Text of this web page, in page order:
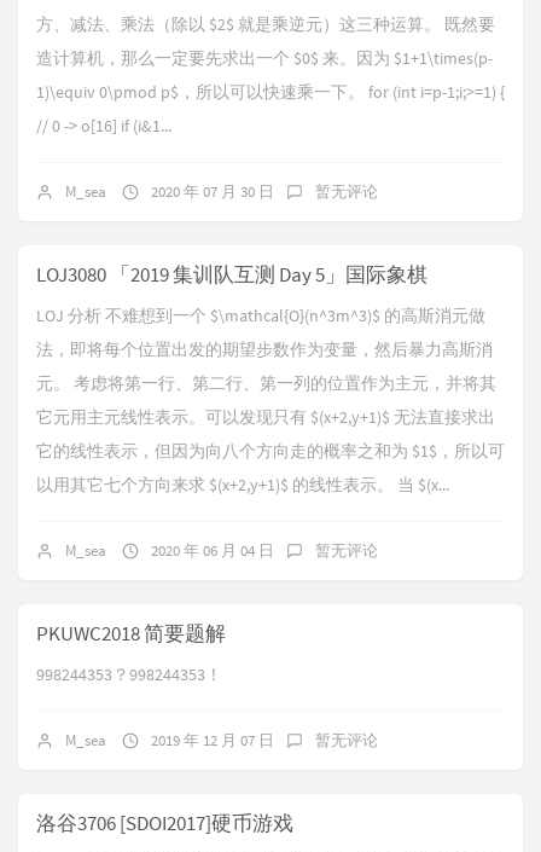
方、减法、乘法（除以 $2$ 就是乘逆元）这三种运算。 既然要
造计算机，那么一定要先求出一个 $0$ 来。因为 $1+1\times(p-
1)\equiv 0\pmod p$，所以可以快速乘一下。 for (int i=p-1;i;>=1) {
// 0 -> o[16] if (i&1...
M_sea 2020 年 07 月 30 日 暂无评论
LOJ3080 「2019 集训队互测 Day 5」国际象棋
LOJ 分析 不难想到一个 $\mathcal{O}(n^3m^3)$ 的高斯消元做
法，即将每个位置出发的期望步数作为变量，然后暴力高斯消
元。 考虑将第一行、第二行、第一列的位置作为主元，并将其
它元用主元线性表示。可以发现只有 $(x+2,y+1)$ 无法直接求出
它的线性表示，但因为向八个方向走的概率之和为 $1$，所以可
以用其它七个方向来求 $(x+2,y+1)$ 的线性表示。 当 $(x...
M_sea 2020 年 06 月 04 日 暂无评论
PKUWC2018 简要题解
998244353？998244353！
M_sea 2019 年 12 月 07 日 暂无评论
洛谷3706 [SDOI2017]硬币游戏